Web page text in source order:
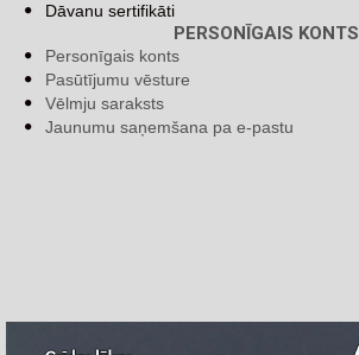
Dāvanu sertifikāti
PERSONĪGAIS KONTS
Personīgais konts
Pasūtījumu vēsture
Vēlmju saraksts
Jaunumu saņemšana pa e-pastu